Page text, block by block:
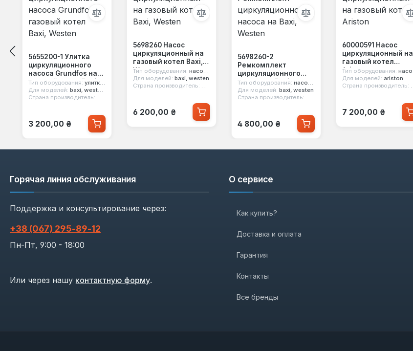
5655200-1 Улитка
циркуляционного
насоса Grundfos на
газовый котел Baxi,
Westen
Тип оборудования: улитка насоса
Для моделей: baxi, westen, roca
Страна производитель:
Обычная цена:
3 200,00 ₴
5698260 Насос
циркуляционный на
газовый котел Baxi,
Westen
Тип оборудования: насос циркуляционный
Для моделей: baxi, westen
Страна производитель:
Обычная цена:
6 200,00 ₴
5698260-2
Ремкомплект
циркуляционного
насоса на Baxi,
Westen
Тип оборудования: насос циркуляционный
Для моделей: baxi, westen
Страна производитель:
Обычная цена:
4 800,00 ₴
60000591 Насос
циркуляционный на
газовый котел
Ariston
Тип оборудования: насос циркуляционный
Для моделей: ariston
Страна производитель:
Обычная цена:
7 200,00 ₴
Горячая линия обслуживания
Поддержка и консультирование через:
+38 (067) 295‑89‑12
Пн-Пт, 9:00 - 18:00
Или через нашу контактную форму.
О сервисе
Как купить?
Доставка и оплата
Гарантия
Контакты
Все бренды